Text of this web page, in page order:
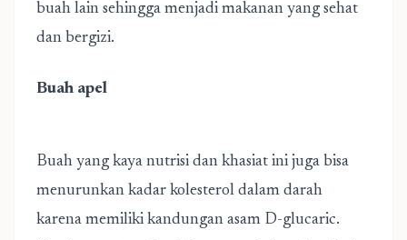
buah lain sehingga menjadi makanan yang sehat
dan bergizi.
Buah apel
Buah yang kaya nutrisi dan khasiat ini juga bisa
menurunkan kadar kolesterol dalam darah
karena memiliki kandungan asam D-glucaric.